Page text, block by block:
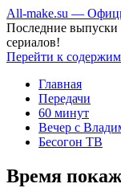
All-make.su —
Последние
сериалов!
Перейти к
Главная
Передачи
60 минут
Вечер с
Бесогон ТВ
Время